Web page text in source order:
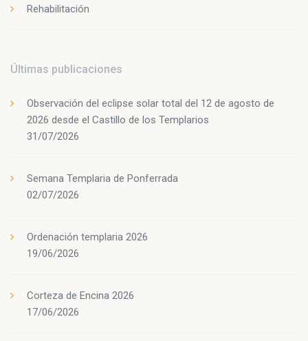
Rehabilitación
Últimas publicaciones
Observación del eclipse solar total del 12 de agosto de
2026 desde el Castillo de los Templarios
31/07/2026
Semana Templaria de Ponferrada
02/07/2026
Ordenación templaria 2026
19/06/2026
Corteza de Encina 2026
17/06/2026